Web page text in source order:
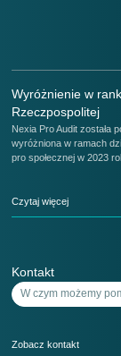
Wyróżnienie w
Rzeczpospolitej
Nexia Pro Audit została
wyróżniona w ramach
pro społecznej w 2023
Czytaj więcej
Kontakt
Zobacz kontakt